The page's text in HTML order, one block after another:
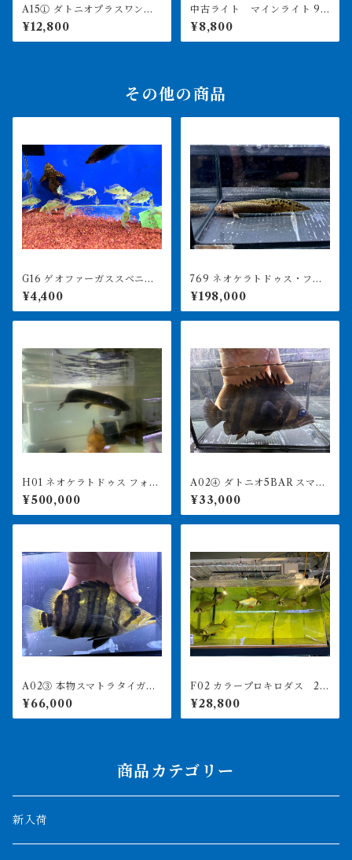
A15① ダトニオプラスワン
変わりバンド 12㎝前後
¥12,800
中古ライト マインライト 90
0用 美品 引き取り限定
¥8,800
その他の商品
G16 ゲオファーガススベニ 9
㎝前後 1匹
¥4,400
769 ネオケラトドゥス・フォ
ルステリ 17㎝前後 ブリス
ベンリバー 証明書あり 231
0
¥198,000
H01 ネオケラトドゥス フォル
ステリ 88㎝前後 納品or引
き取り
¥500,000
A02④ ダトニオ5BAR スマト
ラタイガー 20㎝前後 おと
ひめ食べます
¥33,000
A02③ 本物スマトラタイガ
ー セミショート 17.5㎝前
後 イエロー
¥66,000
F02 カラープロキロダス 22
-25㎝前後
¥28,800
商品カテゴリー
新入荷